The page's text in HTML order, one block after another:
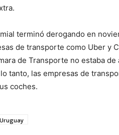
terminó derogando en
de transporte como Uber y
de Transporte no estaba
tanto, las empresas de
coches.
Uruguay